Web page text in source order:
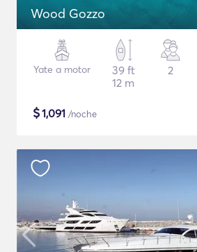
Wood Gozzo
Yate a motor
39 ft
12 m
2
$1,091 /noche